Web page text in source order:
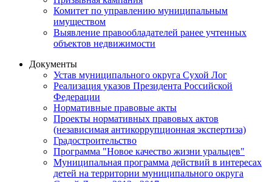
Комитет по управлению муниципальным
имуществом
Выявление правообладателей ранее учтенных
объектов недвижимости
Документы
Устав муниципального округа Сухой Лог
Реализация указов Президента Российской
Федерации
Нормативные правовые акты
Проекты нормативных правовых актов
(независимая антикоррупционная экспертиза)
Градостроительство
Программа "Новое качество жизни уральцев"
Муниципальная программа действий в интересах
детей на территории муниципального округа